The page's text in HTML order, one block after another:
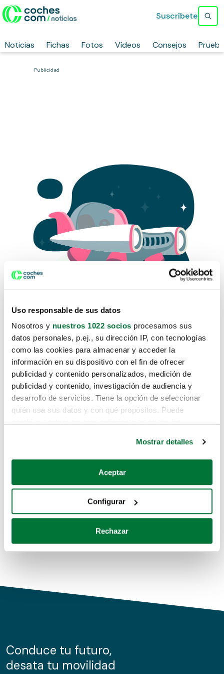
Uso responsable de sus datos
Nosotros y nuestros 1022 socios procesamos sus
datos personales, p.ej., su dirección IP, con tecnologías
como las cookies para almacenar y acceder la
información en su dispositivo con el fin de ofrecer
publicidad y contenido personalizados, medición de
publicidad y contenido, investigación de audiencia y
desarrollo de servicios. Tiene la opción de seleccionar
quién usa sus datos y con qué propósitos. Puede
Si lo permite, también quisiéramos:
Recopilar información sobre su ubicación geográfica
Identificar su dispositivo analizándolo activamente
para buscar características específicas (huellas
Obtenga más información sobre cómo se procesan sus
de cookies.
información sobre el uso que haga del sitio web con
nuestros partners de redes sociales, publicidad y análisis
Mostrar detalles
Aceptar
Configurar
Rechazar
Noticias Fichas Fotos Vídeos Consejos
Suscríbete
Publicidad
Lo sentimos, no sabemos como
te hemos traido hasta aquí.
Pero puedes encontrar el coche que estás
buscando en alguno de estos enlaces:
Coches de segunda mano
Coches de km0
Conduce tu futuro,
desata tu movilidad